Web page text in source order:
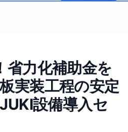
省力化補助金を
実装工程の安定
設備導入セ